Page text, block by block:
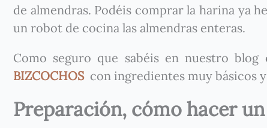
de almendras. Podéis comprar la harina ya
un robot de cocina las almendras enteras.
Como seguro que sabéis en nuestro blog
BIZCOCHOS con ingredientes muy básicos
Preparación, cómo hacer